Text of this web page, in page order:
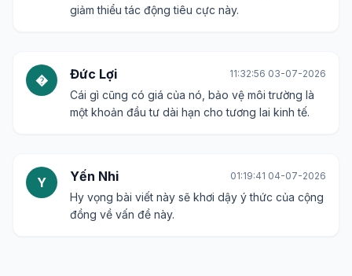
giảm thiểu tác động tiêu cực này.
� Đức Lợi 11:32:56 03-07-2026
Cái gì cũng có giá của nó, bảo vệ môi trường là
một khoản đầu tư dài hạn cho tương lai kinh tế.
Y Yến Nhi 01:19:41 04-07-2026
Hy vọng bài viết này sẽ khơi dậy ý thức của cộng
đồng về vấn đề này.